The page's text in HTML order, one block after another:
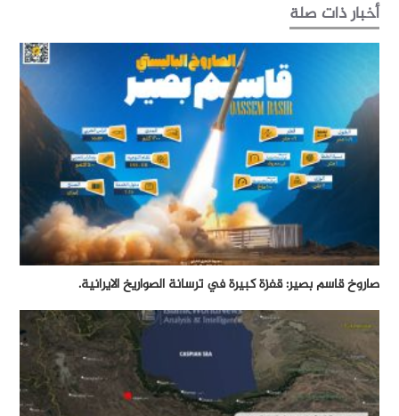
أخبار ذات صلة
صاروخ قاسم بصير: قفزة كبيرة في ترسانة الصواريخ الايرانية.